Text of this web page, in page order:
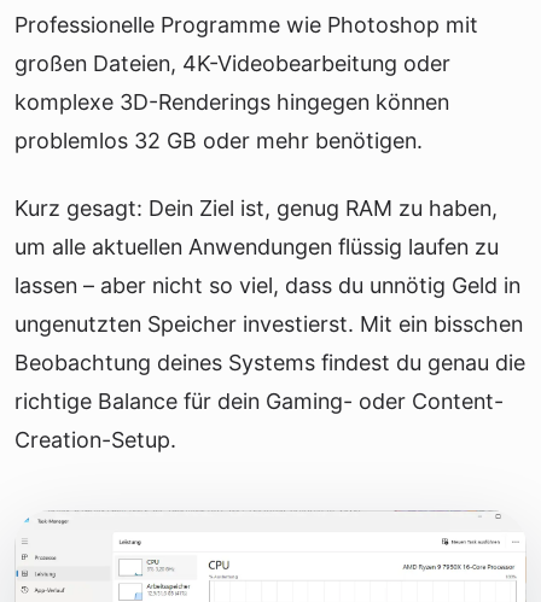
Professionelle Programme wie Photoshop mit
großen Dateien, 4K-Videobearbeitung oder
komplexe 3D-Renderings hingegen können
problemlos 32 GB oder mehr benötigen.
Kurz gesagt: Dein Ziel ist, genug RAM zu haben,
um alle aktuellen Anwendungen flüssig laufen zu
lassen – aber nicht so viel, dass du unnötig Geld in
ungenutzten Speicher investierst. Mit ein bisschen
Beobachtung deines Systems findest du genau die
richtige Balance für dein Gaming- oder Content-
Creation-Setup.